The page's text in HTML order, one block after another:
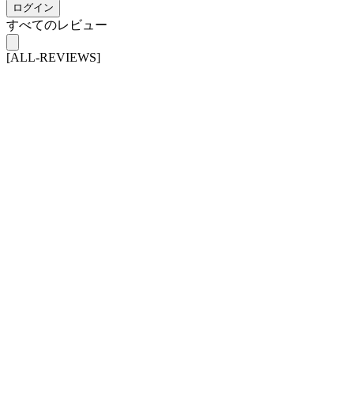
ログイン
すべてのレビュー
[ALL-REVIEWS]